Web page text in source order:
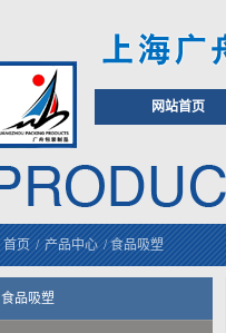
网站首页
首页 / 产品中心 /食品吸塑
食品吸塑